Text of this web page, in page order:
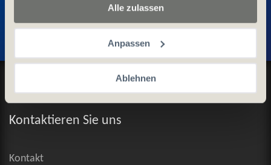
Alle zulassen
Anpassen
Ablehnen
Entdecken Sie weitere Produkte
Datenschutz und Cookie-Richtlinien
Allgemeine Geschäftsbedingungen
Kontaktieren Sie uns
Kontakt